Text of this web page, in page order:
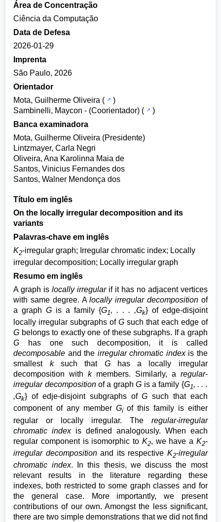
Área de Concentração
Ciência da Computação
Data de Defesa
2026-01-29
Imprenta
São Paulo, 2026
Orientador
Mota, Guilherme Oliveira (
)
Sambinelli, Maycon - (Coorientador) (
)
Banca examinadora
Mota, Guilherme Oliveira (Presidente)
Lintzmayer, Carla Negri
Oliveira, Ana Karolinna Maia de
Santos, Vinicius Fernandes dos
Santos, Walner Mendonça dos
Título em inglês
On the locally irregular decomposition and its
variants
Palavras-chave em inglês
K2-irregular graph; Irregular chromatic index; Locally
irregular decomposition; Locally irregular graph
Resumo em inglês
A graph islocally irregularif it has no adjacent vertices
with same degree. Alocally irregular decomposition of
a graphG is a family {G1, . . . ,Gk} of edge-disjoint
locally irregular subgraphs ofG such that each edge of
G belongs to exactly one of these subgraphs. If a graph
G has one such decomposition, it is called
decomposable and the irregular chromatic indexis the
smallest ksuch that Ghas a locally irregular
decomposition withkmembers. Similarly, a regular-
irregular decompositionof a graphG is a family {G1, . . .
,Gk} of edje-disjoint subgraphs ofG such that each
component of any member Giof this family is either
regular or locally irregular. The regular-irregular
chromatic indexis defined analogously. When each
regular component is isomorphic to K2, we have a K2-
irregular decompositionand its respective K2-irregular
chromatic index. In this thesis, we discuss the most
relevant results in the literature regarding these
indexes, both restricted to some graph classes and for
the general case. More importantly, we present
contributions of our own. Amongst the less significant,
there are two simple demonstrations that we did not find